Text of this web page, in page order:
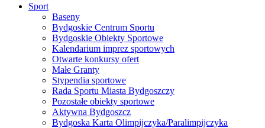
Sport
Baseny
Bydgoskie Centrum Sportu
Bydgoskie Obiekty Sportowe
Kalendarium imprez sportowych
Otwarte konkursy ofert
Małe Granty
Stypendia sportowe
Rada Sportu Miasta Bydgoszczy
Pozostałe obiekty sportowe
Aktywna Bydgoszcz
Bydgoska Karta Olimpijczyka/Paralimpijczyka